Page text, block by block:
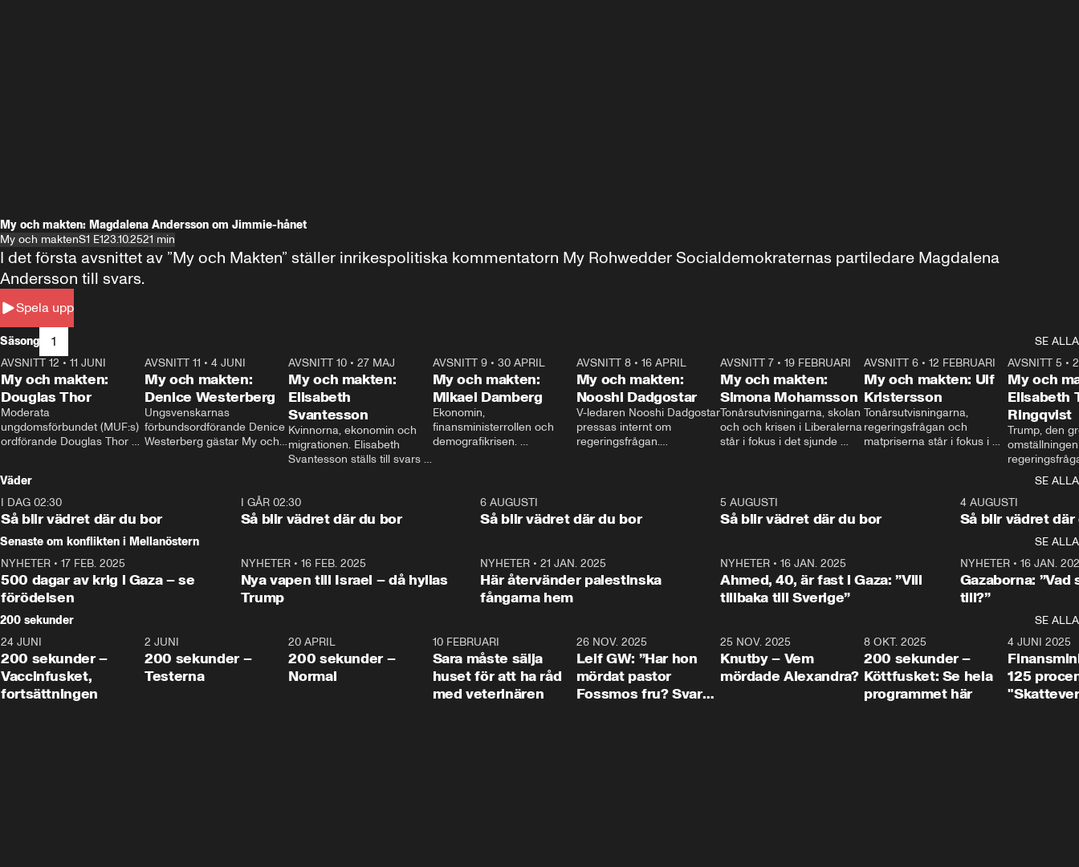
My och makten: Magdalena Andersson om Jimmie-hånet
My och maktenS1 E123.10.2521 min
Spela upp
I det första avsnittet av ”My och Makten” ställer inrikespolitiska kommentatorn My Rohwedder Socialdemokraternas partiledare Magdalena
Andersson till svars.
Säsong 1
SE ALLA
26:27
AVSNITT 12 • 11 JUNI
My och makten:
Douglas Thor
Moderata
ungdomsförbundet (MUF:s)
ordförande Douglas Thor
tonårsutvisningarna och hur
Moderaterna ska locka
väljare till valet i höst.
23:40
AVSNITT 11 •4 JUNI
My och makten:
Denice Westerberg
Ungsvenskarnas
förbundsordförande Denice
Westerberg gästar My och
AVSNITT 10 •27 MAJ
My och makten:
Elisabeth
Svantesson
Kvinnorna, ekonomin och
migrationen. Elisabeth
Svantesson ställs till svars
AVSNITT 9• 30 APRIL
My och makten:
Mikael Damberg
Ekonomin,
finansministerrollen och
demografikrisen.
och Makten.
AVSNITT 8• 16 APRIL
My och makten:
Nooshi Dadgostar
V-ledaren Nooshi Dadgostar
pressas internt om
regeringsfrågan.
– Vi ställer upp i val. Ska vi
vara med så sitter vi förstås
24:30
AVSNITT 7• 19 FEBRUARI
My och makten:
Simona Mohamsson
Tonårsutvisningarna, skolan
och och krisen i Liberalerna
står i fokus i det sjunde
kommentator My
Rohwedder ställer
utbildnings- och
Mohamsson till svars.
27:30
AVSNITT 6 •12 FEBRUARI
My och makten: Ulf
Kristersson
Tonårsutvisningarna,
regeringsfrågan och
matpriserna står i fokus i
Rohwedder ställer
statsminister Ulf Kristersson
AVSNITT 5 •
My och
Elisabeth
Ringqvist
Trump, den
centrum i
avsnittet av
Makten”. Se
Aftonbladets
Rohwedder
Thand Ring
Väder
SE ALLA
I DAG 02:30
Så blir vädret där du bor
1:06
I GÅR 02:30
Så blir vädret där du bor
6 AUGUSTI
Så blir vädret där du bor
5 AUGUSTI
Så blir vädret där du bor
4 AUGUSTI
Så blir vädret där
Senaste om konflikten i Mellanöstern
SE ALLA
NYHETER • 17 FEB. 2025
500 dagar av krig i Gaza – se
förödelsen
NYHETER• 16 FEB. 2025
Nya vapen till Israel – då hyllas
Trump
NYHETER •21 JAN. 2025
Här återvänder palestinska
fångarna hem
NYHETER• 16 JAN. 2025
Ahmed, 40, är fast i Gaza: ”Vill
tillbaka till Sverige”
NYHETER• 16 JAN.
Gazaborna:
till?”
200 sekunder
SE ALLA
5:00
24 JUNI
200 sekunder –
Vaccinfusket,
fortsättningen
4:23
2 JUNI
200 sekunder –
Testerna
20 APRIL
200 sekunder –
Normal
10 FEBRUARI
Sara måste sälja
huset för att ha råd
med veterinären
26 NOV. 2025
Leif GW: ”Har hon
mördat pastor
Fossmos fru? Svar
31:05
25 NOV. 2025
Knutby – Vem
mördade Alexandra?
4:29
8 OKT. 2025
200 sekunder –
Köttfusket: Se hela
programmet här
4 JUNI 2025
125